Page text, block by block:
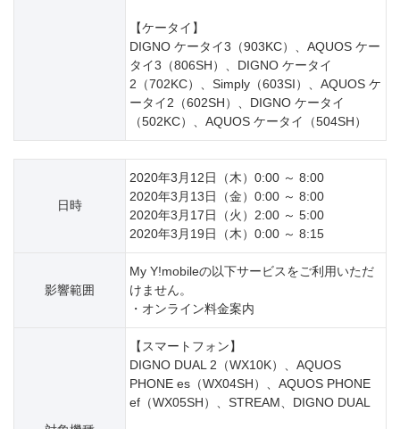
【ケータイ】
DIGNO ケータイ3（903KC）、AQUOS ケー
タイ3（806SH）、DIGNO ケータイ
2（702KC）、Simply（603SI）、AQUOS ケ
ータイ2（602SH）、DIGNO ケータイ
（502KC）、AQUOS ケータイ（504SH）
日時
2020年3月12日（木）0:00 ～ 8:00
2020年3月13日（金）0:00 ～ 8:00
2020年3月17日（火）2:00 ～ 5:00
2020年3月19日（木）0:00 ～ 8:15
影響範囲
My Y!mobileの以下サービスをご利用いただ
けません。
・オンライン料金案内
【スマートフォン】
DIGNO DUAL 2（WX10K）、AQUOS
PHONE es（WX04SH）、AQUOS PHONE
ef（WX05SH）、STREAM、DIGNO DUAL